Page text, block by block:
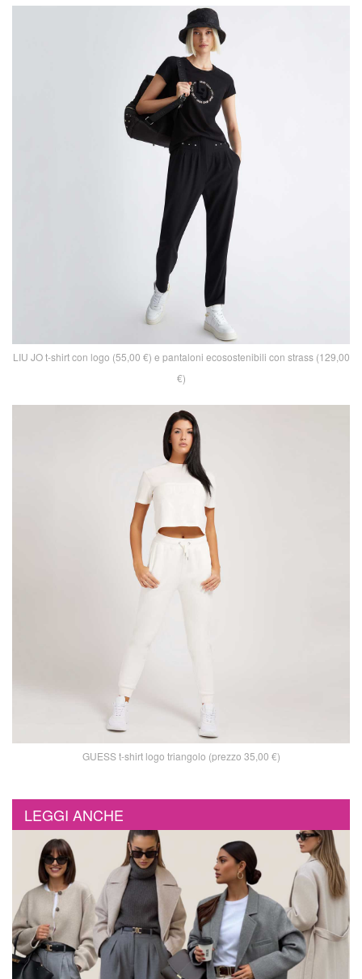
LIU JO t-shirt con logo (55,00 €) e pantaloni ecosostenibili con strass (129,00
€)
GUESS t-shirt logo triangolo (prezzo 35,00 €)
LEGGI ANCHE